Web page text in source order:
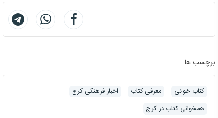
برچسب ها
کتاب خوانی معرفی کتاب
اخبار فرهنگی کرج
همخوانی کتاب در کرج